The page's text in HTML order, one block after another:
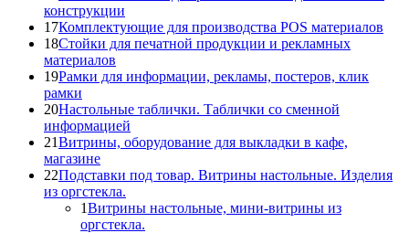
конструкции
17Комплектующие для производства POS материалов
18Стойки для печатной продукции и рекламных
материалов
19Рамки для информации, рекламы, постеров, клик
рамки
20Настольные таблички. Таблички со сменной
информацией
21Витрины, оборудование для выкладки в кафе,
магазине
22Подставки под товар. Витрины настольные. Изделия
из оргстекла.
1Витрины настольные, мини-витрины из
оргстекла.